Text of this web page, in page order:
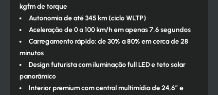
kgfm de torque
Autonomia de até 345 km (ciclo WLTP)
Aceleração de 0 a 100 km/h em apenas 7,6 segundos
Carregamento rápido: de 30% a 80% em cerca de 28
minutos
Design futurista com iluminação full LED e teto solar
panorâmico
Interior premium com central multimídia de 24,6” e